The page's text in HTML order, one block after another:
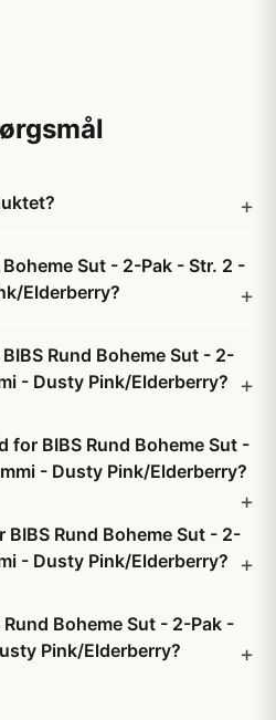
Sut - 2-Pak - Str. 2 -
Elderberry?
Rund Boheme Sut - 2-
- Dusty Pink/Elderberry?
for BIBS Rund Boheme Sut -
- Dusty Pink/Elderberry?
Rund Boheme Sut - 2-
- Dusty Pink/Elderberry?
Boheme Sut - 2-Pak -
Pink/Elderberry?